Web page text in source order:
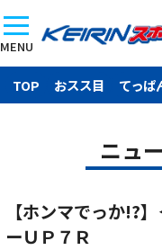
MENU
TOP おスス目 てっぱ
ニュ
【ホンマでっか!?
ーＵＰ７Ｒ